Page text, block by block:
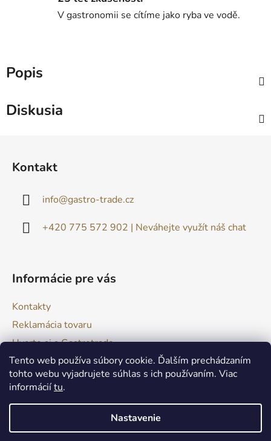
Tento web používa súbory cookie. Ďalším prechádzaním
tohto webu vyjadrujete súhlas s ich používaním. Viac
informáciítu.
Nastavenie
V gastronomii se cítíme jako ryba ve vodě.
Popis
Diskusia
Kontakt
info@gastro-trade.cz
+420 775 572 902 | Neváhejte využít náš chat
Informácie pre vás
Kontakty
Reklamácia tovaru
Uvarte si s Gastrotrade
Naše produkty - Tipy a triky
Obchodné podmienky